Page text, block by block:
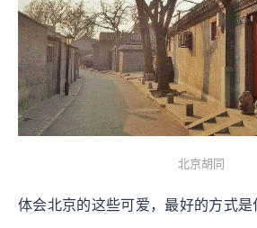
北京胡同
体会北京的这些可爱，最好的方式